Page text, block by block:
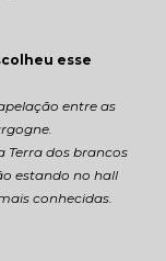
esse
entre as
Terra dos brancos
estando no hall
conhecidas.